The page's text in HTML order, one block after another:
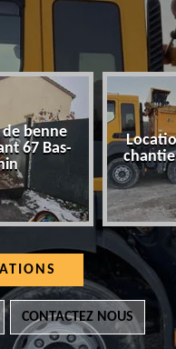
benne
67 Bas-
CONTACTEZ NOUS